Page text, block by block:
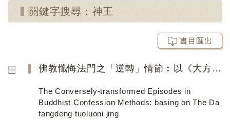
關鍵字搜尋：神王
書目匯出
佛教懺悔法門之「逆轉」情節︰以《大方等陀羅尼經》為例
The Conversely-transformed Episodes in
Buddhist Confession Methods: basing on The Da
fangdeng tuoluoni jing